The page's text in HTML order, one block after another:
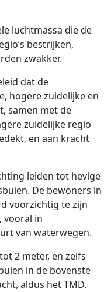
luchtmassa die de
bestrijken,
zwakker.
dat de
hogere zuidelijke en
samen met de
zuidelijke regio
en aan kracht
leiden tot hevige
De bewoners in
voorzichtig te zijn
vooral in
van waterwegen.
2 meter, en zelfs
in de bovenste
aldus het TMD.